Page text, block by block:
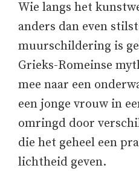
Wie langs het
anders dan even
muurschildering is
Grieks-Romeinse
mee naar een
een jonge vrouw in
omringd door
die het geheel een
lichtheid geven.